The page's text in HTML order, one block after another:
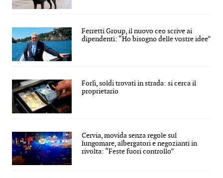
Ferretti Group, il nuovo ceo scrive ai
dipendenti: “Ho bisogno delle vostre idee”
Forlì, soldi trovati in strada: si cerca il
proprietario
Cervia, movida senza regole sul
lungomare, albergatori e negozianti in
rivolta: “Feste fuori controllo”